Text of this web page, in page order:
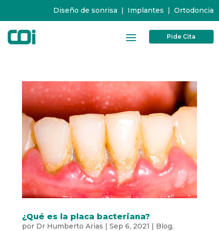
Diseño de sonrisa | Implantes | Ortodoncia
Pide Cita
¿Qué es la placa bacteriana?
por Dr Humberto Arias | Sep 6, 2021 | Blog,